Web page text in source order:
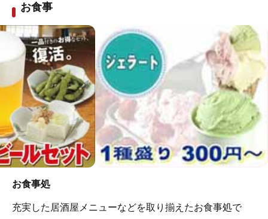
韓国式あかすり
アロマトリートメント
予約受付電話：043-207-0678
お食事
お食事処
充実した居酒屋メニューなどを取り揃えたお食事処で